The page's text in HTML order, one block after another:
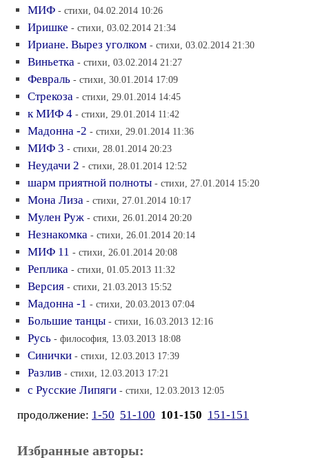
МИФ - стихи, 04.02.2014 10:26
Иришке - стихи, 03.02.2014 21:34
Ириане. Вырез уголком - стихи, 03.02.2014 21:30
Виньетка - стихи, 03.02.2014 21:27
Февраль - стихи, 30.01.2014 17:09
Стрекоза - стихи, 29.01.2014 14:45
к МИФ 4 - стихи, 29.01.2014 11:42
Мадонна -2 - стихи, 29.01.2014 11:36
МИФ 3 - стихи, 28.01.2014 20:23
Неудачи 2 - стихи, 28.01.2014 12:52
шарм приятной полноты - стихи, 27.01.2014 15:20
Мона Лиза - стихи, 27.01.2014 10:17
Мулен Руж - стихи, 26.01.2014 20:20
Незнакомка - стихи, 26.01.2014 20:14
МИФ 11 - стихи, 26.01.2014 20:08
Реплика - стихи, 01.05.2013 11:32
Версия - стихи, 21.03.2013 15:52
Мадонна -1 - стихи, 20.03.2013 07:04
Большие танцы - стихи, 16.03.2013 12:16
Русь - философия, 13.03.2013 18:08
Синички - стихи, 12.03.2013 17:39
Разлив - стихи, 12.03.2013 17:21
с Русские Липяги - стихи, 12.03.2013 12:05
продолжение: 1-50 51-100 101-150 151-151
Избранные авторы: